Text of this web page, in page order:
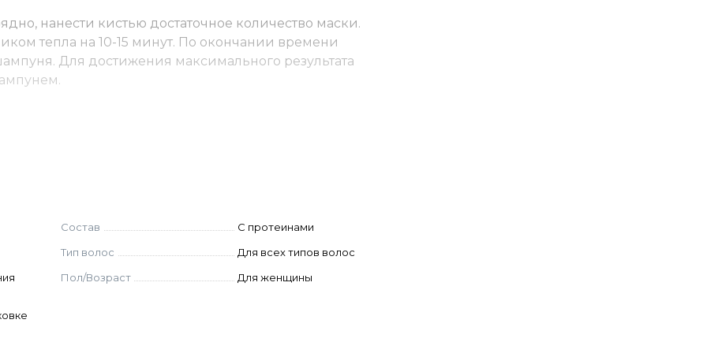
нанести кистью достаточное количество маски.
тепла на 10-15 минут. По окончании времени
Для достижения максимального результата
Amodimethicone, Trideceth-12, Sodium Dehydroacetate,
Состав
С протеинами
Тип волос
Для всех типов волос
Пол/Возраст
Для женщины